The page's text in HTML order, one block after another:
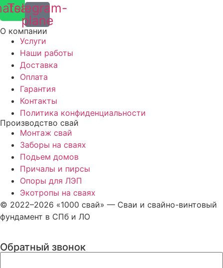
Telegram-
plane
О компании
Услуги
Наши работы
Доставка
Оплата
Гарантия
Контакты
Политика конфиденциальности
Производство свай
Монтаж свай
Заборы на сваях
Подьем домов
Причалы и пирсы
Опоры для ЛЭП
Экотропы на сваях
© 2022–2026 «1000 свай» — Сваи и свайно-винтовый
фундамент в СПб и ЛО
Обратный звонок